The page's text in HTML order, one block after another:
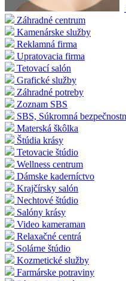
Záhradné centrum
Kamenárske služby
Reklamná firma
Upratovacia firma
Tetovací salón
Grafické služby
Záhradné potreby
Zoznam SBS
SBS, Súkromná
Materská škôlka
Štúdia krásy
Tetovacie štúdio
Wellness centrum
Dámske kaderníctvo
Krajčírsky salón
Nechtové štúdio
Salóny krásy
Video kameraman
Relaxačné centrá
Solárne štúdio
Kozmetické služby
Farmárske potraviny